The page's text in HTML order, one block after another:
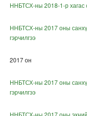
ННБТСХ-ны 2018-1-р хагас
ННБТСХ-ны 2017 оны
гэрчилгээ
2017 он
ННБТСХ-ны 2017 оны
гэрчилгээ
ННБТСХ-ны 2017 оны эхний